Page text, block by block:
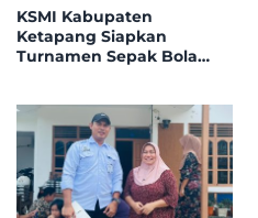
KSMI Kabupaten
Ketapang Siapkan
Turnamen Sepak Bola
Bersaing di Garuda Mini
Soccer